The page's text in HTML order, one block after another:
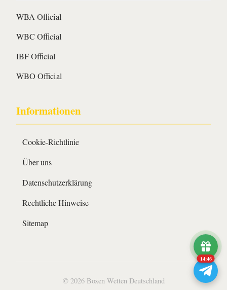
WBA Official
WBC Official
IBF Official
WBO Official
Informationen
Cookie-Richtlinie
Über uns
Datenschutzerklärung
Rechtliche Hinweise
Sitemap
© 2026 Boxen Wetten Deutschland
14:46